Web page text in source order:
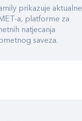
prikazuje aktualne
a, platforme za
natjecanja
saveza.